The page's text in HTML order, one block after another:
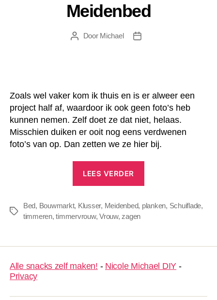
Meidenbed
Berichtauteur
Door Michael Berichtdatum
Zoals wel vaker kom ik thuis en is er alweer een
project half af, waardoor ik ook geen foto’s heb
kunnen nemen. Zelf doet ze dat niet, helaas.
Misschien duiken er ooit nog eens verdwenen
foto’s van op. Dan zetten we ze hier bij.
LEES VERDER
Tags
Bed, Bouwmarkt, Klusser, Meidenbed, planken, Schuiflade,
timmeren,timmervrouw,Vrouw, zagen
Alle snacks zelf maken! - Nicole Michael DIY -
Privacy